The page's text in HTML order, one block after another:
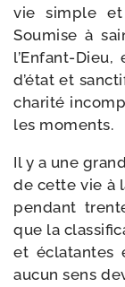
vie simple et
Soumise à
l’Enfant-​
d’é­tat et
cha­ri­té
les moments.
Il y a une
de cette vie à
pen­dant
que la
et écla­tantes
aucun sens